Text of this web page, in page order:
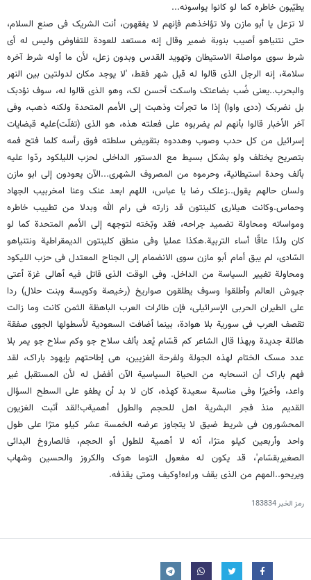
یطیّبون خاطره کما لو کانوا یواسونه...
لا تزعل یا أبو مازن ولا تؤاخذهم فإنهم لا یفقهون، أنت الشریک فی صنع السلام،
حتى نتنیاهو أصیب بنوبة ضمیر وقال إنه مستعد للعودة للتفاوض ولیس له أی
شرط سوى مواصلة الاستیطان وتهوید القدس وبدون زعل، لأن ما أوله شرط آخره
سلامة، إنه الرجل الذی قالوا له قبل شهر فقط، 'لا یوجد مکان لدولتین بین النهر
والبحرب..یعنی ضُب بضاعتک واسکت أحسن لک، وهو الذی قالوا له، سوف نؤدبک
بل نضربک (ددی واوا) إذا ما تجرأت وذهبت إلى الأمم المتحدة ولکنه ذهب، وفی
آخر الأخبار قالوا بأنهم لم یضربوه على فعلته هذه، هو الذی (تفلّت)علیه قبضایات
إسرائیل من کل حدب وصوب وهددوه بتقویض سلطته فوق رأسه کلما فتح فمه
بتصریح یختلف ولو بشکل بسیط مع الدستور الداخلی لحزب اللیلکود ردّوا علیه
بألف وحدة استیطانیة، وحرموه من المصروف الشهری...الآن یعودون إلى ابو مازن
ولسان حالهم یقول..زعلک رضا یا عباس، اللهم ابعد عنک وعنا امخربیب الجهاد
وحماس.وکانت هیلاری کلینتون قد زارته فی رام الله وبدلا من تطییب خاطره
ومواساته ومحاولة تضمید جراحه، فقد وبّخته لتوجهه إلى الأمم المتحدة کما لو
کان ولدًا عاقًا أساء التربیة.هکذا عملیا وفی منطق کلینتون الدیمقراطیة ونتنیاهو
السّادی، لم یبق أمام أبو مازن سوى الانضمام إلى الجناح المعتدل فی حزب اللیکود
ومحاولة تغییر السیاسة من الداخل. وفی الوقت الذی قاتل فیه أهالی غزة أعتى
جیوش العالم وأطلقوا وسوف یطلقون صواریخ (رخیصة وکویسة وبنت حلال) ردا
على الطیران الحربی الإسرائیلی، فإن طائرات العرب الباهظة الثمن کانت وما زالت
تقصف العرب فی سوریة بلا هوادة، بینما أضافت السعودیة لأسطولها الجوی صفقة
هائلة جدیدة وبهذا قال الشاعر کم قسّام یُعد بألف سلاح جو وکم سلاح جو یمر بلا
عدد مسک الختام لهذه الجولة ولفرحة الغزیین، هی إطاحتهم بإیهود باراک، لقد
فهم باراک أن انسحابه من الحیاة السیاسیة الآن أفضل له لأن المستقبل غیر
واعد، وأخیرًا وفی مناسبة سعیدة کهذه، کان لا بد أن یطفو على السطح السؤال
القدیم منذ فجر البشریة اهل للحجم والطول أهمیةب!لقد أثبت الغزیون
المحشورون فی شریط ضیق لا یتجاوز عرضه الخمسة عشر کیلو مترًا على طول
واحد وأربعین کیلو مترًا، أنه لا أهمیة للطول أو الحجم، فالصاروخ البدائی
الصغیربقسّام'، قد یکون له مفعول التوما هوک والکروز والحسین وشهاب
ویریحو..المهم من الذی یقف وراءه!وکیف ومتى یقذفه.
رمز الخبر183834